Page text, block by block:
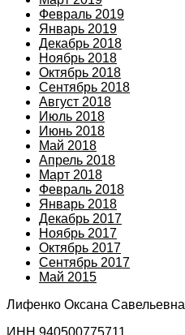
Февраль 2019
Январь 2019
Декабрь 2018
Ноябрь 2018
Октябрь 2018
Сентябрь 2018
Август 2018
Июль 2018
Июнь 2018
Май 2018
Апрель 2018
Март 2018
Февраль 2018
Январь 2018
Декабрь 2017
Ноябрь 2017
Октябрь 2017
Сентябрь 2017
Май 2015
Лифенко Оксана Савельевна